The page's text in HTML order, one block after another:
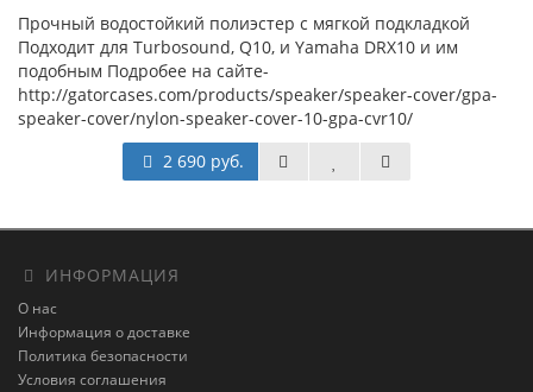
Прочный водостойкий полиэстер с мягкой подкладкой
Подходит для Turbosound, Q10, и Yamaha DRX10 и им
подобным Подробее на сайте-
http://gatorcases.com/products/speaker/speaker-cover/gpa-
speaker-cover/nylon-speaker-cover-10-gpa-cvr10/
2 690 руб.
ИНФОРМАЦИЯ
О нас
Информация о доставке
Политика безопасности
Условия соглашения